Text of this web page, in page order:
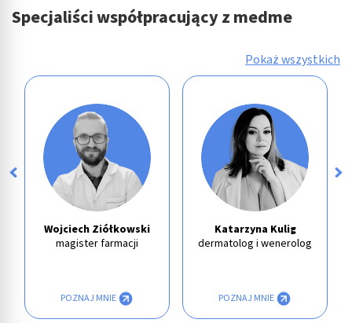
Specjaliści współpracujący z medme
Pokaż wszystkich
Wojciech Ziółkowski
magister farmacji
POZNAJ MNIE
Katarzyna Kulig
dermatolog i wenerolog
POZNAJ MNIE